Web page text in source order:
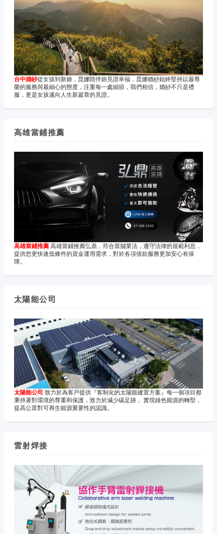
台中婚紗從女孩到新娘，昆娜陪伴妳見證幸福，昆娜婚紗始終堅持以最尊
榮的服務與最細心的態度，注重每一處細節，我們相信，婚紗不只是禮
服，更是女孩邁向人生新篇章的見證。
高雄當鋪推薦
高雄當鋪推薦高雄當鋪推薦弘鼎，符合當舖業法，遵守法律的規範利息，
提供您更快速低條件的資金運用需求，對於各項借款服務更加安心有保
障。
太陽能公司
太陽能公司 致力於為客戶提供『客制化的太陽能建置方案』每一個項目都
秉持著對環境的尊重和保護，致力於減少碳足跡， 實現綠色能源的轉型，
提高公眾對可再生能源重要性的認識。
雷射焊接